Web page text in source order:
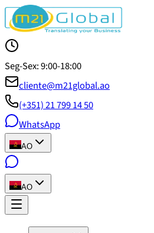
Seg-Sex: 9:00-18:00
cliente@m21global.ao
(+351) 21 799 14 50
WhatsApp
AO
AO